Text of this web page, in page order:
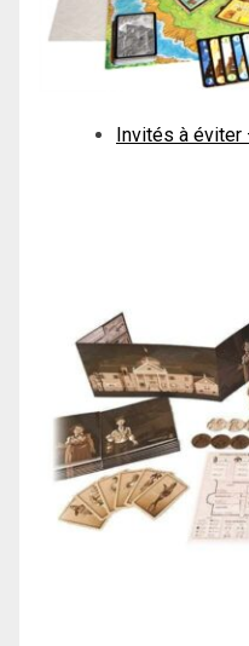
Invités à éviter